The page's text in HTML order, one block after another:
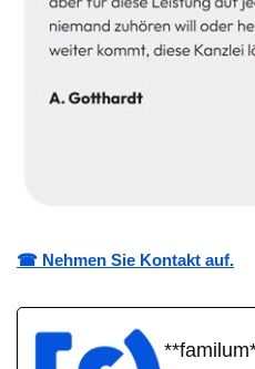
☎ Nehmen Sie Kontakt auf.